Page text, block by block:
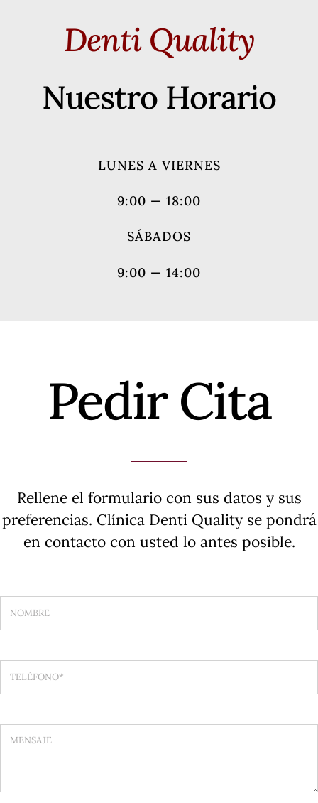
Denti Quality
Nuestro Horario
LUNES A VIERNES
9:00 — 18:00
SÁBADOS
9:00 — 14:00
Pedir Cita
Rellene el formulario con sus datos y sus
preferencias. Clínica Denti Quality se pondrá
en contacto con usted lo antes posible.